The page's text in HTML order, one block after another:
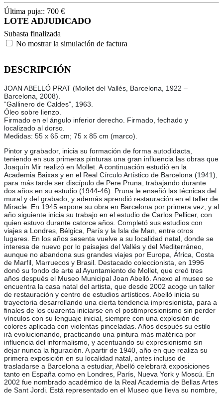
Última puja:: 700 €
LOTE ADJUDICADO
Subasta finalizada
No mostrar la simulación de factura
DESCRIPCIÓN
JOAN ABELLÓ PRAT (Mollet del Vallés, Barcelona, 1922 –
Barcelona, 2008).
“Gallinero de Caldes”, 1963.
Óleo sobre lienzo.
Firmado en el ángulo inferior derecho. Firmado, fechado y
localizado al dorso.
Medidas: 55 x 65 cm; 75 x 85 cm (marco).
Pintor y grabador, inicia su formación de forma autodidacta,
teniendo en sus primeras pinturas una gran influencia las obras que
Joaquín Mir realizó en Mollet. A continuación estudió en la
Academia Baixas y en el Real Círculo Artístico de Barcelona (1941),
para más tarde ser discípulo de Pere Pruna, trabajando durante
dos años en su estudio (1944-46). Pruna le enseñó las técnicas del
mural y del grabado, y además aprendió restauración en el taller de
Miracle. En 1945 expone su obra en Barcelona por primera vez, y al
año siguiente inicia su trabajo en el estudio de Carlos Pellicer, con
quien estuvo durante catorce años. Completó sus estudios con
viajes a Londres, Bélgica, París y la Isla de Man, entre otros
lugares. En los años sesenta vuelve a su localidad natal, donde se
interesa de nuevo por lo paisajes del Vallés y del Mediterráneo,
aunque no abandona sus grandes viajes por Europa, África, Costa
de Marfil, Marruecos y Brasil. Destacado coleccionista, en 1996
donó su fondo de arte al Ayuntamiento de Mollet, que creó tres
años después el Museo Municipal Joan Abelló. Anexo al museo se
encuentra la casa natal del artista, que desde 2002 acoge un taller
de restauración y centro de estudios artísticos. Abelló inicia su
trayectoria desarrollando una cierta tendencia impresionista, para a
finales de los cuarenta iniciarse en el postimpresionismo sin perder
vínculos con su lenguaje inicial, siempre con una explosión de
colores aplicada con violentas pinceladas. Años después su estilo
irá evolucionando, practicando una pintura más matérica por
influencia del informalismo, y acentuando su expresionismo sin
dejar nunca la figuración. A partir de 1940, año en que realiza su
primera exposición en su localidad natal, antes incluso de
trasladarse a Barcelona a estudiar, Abelló celebrará exposiciones
tanto en España como en Londres, París, Nueva York y Moscú. En
2002 fue nombrado académico de la Real Academia de Bellas Artes
de Sant Jordi. Está representado en el Museo que lleva su nombre,